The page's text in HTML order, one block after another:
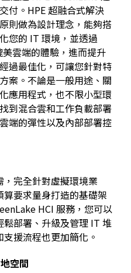
付。HPE 超融合式解決
則做為設計理念，能夠搭
您的 IT 環境，並透過
雲端的體驗，進而提升
過最佳化，可讓您針對特
案。不論是一般用途、關
應用程式，也不限小型環
到混合雲和工作負載部署
端的彈性以及內部部署控
完全針對虛擬環境業
算要求量身打造的基礎架
HCI 服務，您可以
部署、升級及管理 IT 堆
援流程也更加簡化。
空間